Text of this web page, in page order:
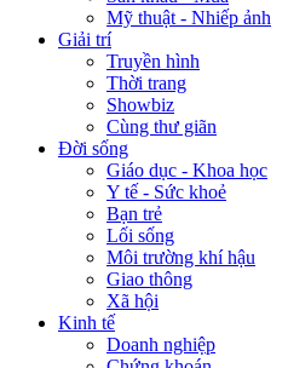
Mỹ thuật - Nhiếp ảnh
Giải trí
Truyền hình
Thời trang
Showbiz
Cùng thư giãn
Đời sống
Giáo dục - Khoa học
Y tế - Sức khoẻ
Bạn trẻ
Lối sống
Môi trường khí hậu
Giao thông
Xã hội
Kinh tế
Doanh nghiệp